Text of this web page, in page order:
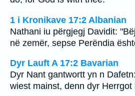
1 i Kronikave 17:2 Albanian
Nathani iu përgjegj Davidit:
në zemër, sepse Perëndia
Dyr Lauft A 17:2 Bavarian
Dyr Nant gantwortt yn n
wiest mainst, denn dyr Herrgot